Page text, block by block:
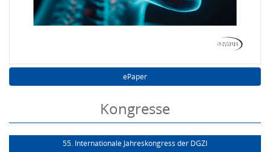
ePaper
Kongresse
55. Internationale Jahreskongress der DGZI